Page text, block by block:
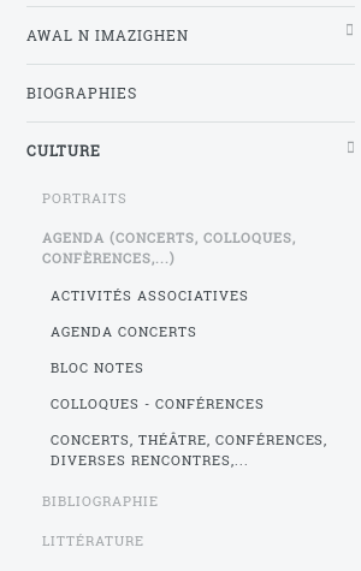
AWAL N IMAZIGHEN
BIOGRAPHIES
CULTURE
PORTRAITS
AGENDA (CONCERTS, COLLOQUES,
CONFÈRENCES,...)
ACTIVITÉS ASSOCIATIVES
AGENDA CONCERTS
BLOC NOTES
COLLOQUES - CONFÉRENCES
CONCERTS, THÉÂTRE, CONFÉRENCES,
DIVERSES RENCONTRES,...
BIBLIOGRAPHIE
LITTÉRATURE